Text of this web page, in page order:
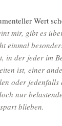
Wert
mir, gibt es
einmal
in der jeder im
ist, einer
oder jedenfalls
nur
blieben.